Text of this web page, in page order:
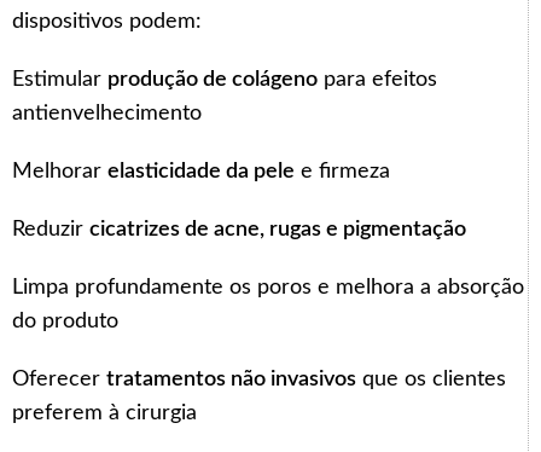
dispositivos podem:
Estimular produção de colágeno para efeitos
antienvelhecimento
Melhorar elasticidade da pele e firmeza
Reduzir cicatrizes de acne, rugas e pigmentação
Limpa profundamente os poros e melhora a absorção
do produto
Oferecer tratamentos não invasivos que os clientes
preferem à cirurgia